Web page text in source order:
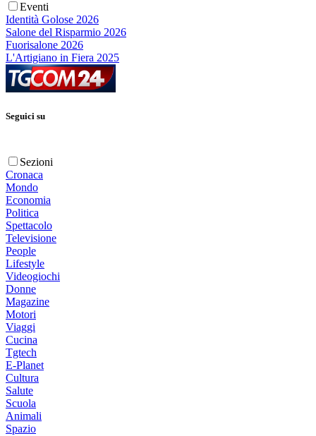
Eventi
Identità Golose 2026
Salone del Risparmio 2026
Fuorisalone 2026
L'Artigiano in Fiera 2025
Seguici su
Sezioni
Cronaca
Mondo
Economia
Politica
Spettacolo
Televisione
People
Lifestyle
Videogiochi
Donne
Magazine
Motori
Viaggi
Cucina
Tgtech
E-Planet
Cultura
Salute
Scuola
Animali
Spazio